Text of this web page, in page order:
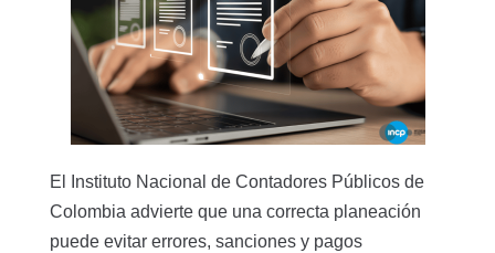
El Instituto Nacional de Contadores Públicos de
Colombia advierte que una correcta planeación
puede evitar errores, sanciones y pagos